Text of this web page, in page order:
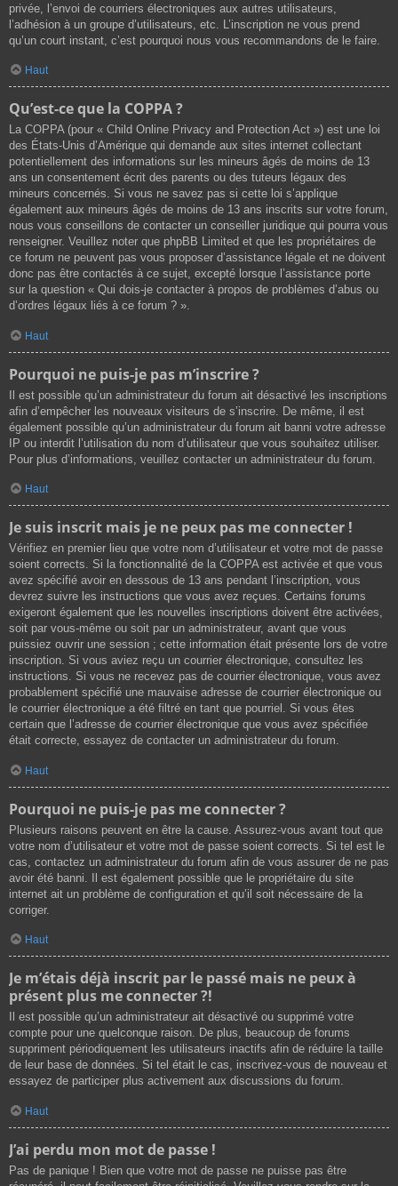
privée, l’envoi de courriers électroniques aux autres utilisateurs,
l’adhésion à un groupe d’utilisateurs, etc. L’inscription ne vous prend
qu’un court instant, c’est pourquoi nous vous recommandons de le faire.
Haut
Qu’est-ce que la COPPA ?
La COPPA (pour « Child Online Privacy and Protection Act ») est une loi
des États-Unis d’Amérique qui demande aux sites internet collectant
potentiellement des informations sur les mineurs âgés de moins de 13
ans un consentement écrit des parents ou des tuteurs légaux des
mineurs concernés. Si vous ne savez pas si cette loi s’applique
également aux mineurs âgés de moins de 13 ans inscrits sur votre forum,
nous vous conseillons de contacter un conseiller juridique qui pourra vous
renseigner. Veuillez noter que phpBB Limited et que les propriétaires de
ce forum ne peuvent pas vous proposer d’assistance légale et ne doivent
donc pas être contactés à ce sujet, excepté lorsque l’assistance porte
sur la question « Qui dois-je contacter à propos de problèmes d’abus ou
d’ordres légaux liés à ce forum ? ».
Haut
Pourquoi ne puis-je pas m’inscrire ?
Il est possible qu’un administrateur du forum ait désactivé les inscriptions
afin d’empêcher les nouveaux visiteurs de s’inscrire. De même, il est
également possible qu’un administrateur du forum ait banni votre adresse
IP ou interdit l’utilisation du nom d’utilisateur que vous souhaitez utiliser.
Pour plus d’informations, veuillez contacter un administrateur du forum.
Haut
Je suis inscrit mais je ne peux pas me connecter !
Vérifiez en premier lieu que votre nom d’utilisateur et votre mot de passe
soient corrects. Si la fonctionnalité de la COPPA est activée et que vous
avez spécifié avoir en dessous de 13 ans pendant l’inscription, vous
devrez suivre les instructions que vous avez reçues. Certains forums
exigeront également que les nouvelles inscriptions doivent être activées,
soit par vous-même ou soit par un administrateur, avant que vous
puissiez ouvrir une session ; cette information était présente lors de votre
inscription. Si vous aviez reçu un courrier électronique, consultez les
instructions. Si vous ne recevez pas de courrier électronique, vous avez
probablement spécifié une mauvaise adresse de courrier électronique ou
le courrier électronique a été filtré en tant que pourriel. Si vous êtes
certain que l’adresse de courrier électronique que vous avez spécifiée
était correcte, essayez de contacter un administrateur du forum.
Haut
Pourquoi ne puis-je pas me connecter ?
Plusieurs raisons peuvent en être la cause. Assurez-vous avant tout que
votre nom d’utilisateur et votre mot de passe soient corrects. Si tel est le
cas, contactez un administrateur du forum afin de vous assurer de ne pas
avoir été banni. Il est également possible que le propriétaire du site
internet ait un problème de configuration et qu’il soit nécessaire de la
corriger.
Haut
Je m’étais déjà inscrit par le passé mais ne peux à
présent plus me connecter ?!
Il est possible qu’un administrateur ait désactivé ou supprimé votre
compte pour une quelconque raison. De plus, beaucoup de forums
suppriment périodiquement les utilisateurs inactifs afin de réduire la taille
de leur base de données. Si tel était le cas, inscrivez-vous de nouveau et
essayez de participer plus activement aux discussions du forum.
Haut
J’ai perdu mon mot de passe !
Pas de panique ! Bien que votre mot de passe ne puisse pas être